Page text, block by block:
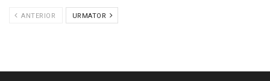
ANTERIOR URMATOR